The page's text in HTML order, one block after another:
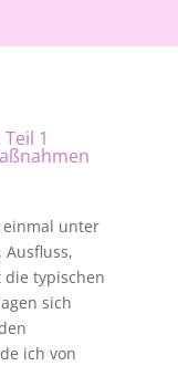
1
einmal unter
Ausfluss,
die typischen
sich
ich von